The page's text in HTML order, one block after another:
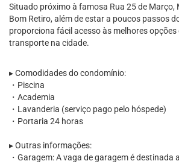
Situado próximo à famosa Rua 25 de Março,
Bom Retiro, além de estar a poucos passos
proporciona fácil acesso às melhores opções
transporte na cidade.
▸ Comodidades do condomínio:
・Piscina
・Academia
・Lavanderia (serviço pago pelo hóspede)
・Portaria 24 horas
▸ Outras informações:
・Garagem: A vaga de garagem é destinada